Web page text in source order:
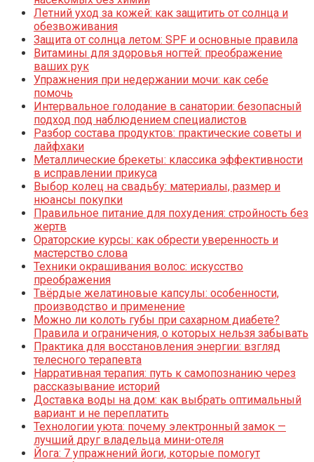
Летний уход за кожей: как защитить от солнца и
обезвоживания
Защита от солнца летом: SPF и основные правила
Витамины для здоровья ногтей: преображение
ваших рук
Упражнения при недержании мочи: как себе
помочь
Интервальное голодание в санатории: безопасный
подход под наблюдением специалистов
Разбор состава продуктов: практические советы и
лайфхаки
Металлические брекеты: классика эффективности
в исправлении прикуса
Выбор колец на свадьбу: материалы, размер и
нюансы покупки
Правильное питание для похудения: стройность без
жертв
Ораторские курсы: как обрести уверенность и
мастерство слова
Техники окрашивания волос: искусство
преображения
Твёрдые желатиновые капсулы: особенности,
производство и применение
Можно ли колоть губы при сахарном диабете?
Правила и ограничения, о которых нельзя забывать
Практика для восстановления энергии: взгляд
телесного терапевта
Нарративная терапия: путь к самопознанию через
рассказывание историй
Доставка воды на дом: как выбрать оптимальный
вариант и не переплатить
Технологии уюта: почему электронный замок —
лучший друг владельца мини-отеля
Йога: 7 упражнений йоги, которые помогут